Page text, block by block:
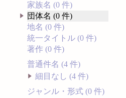
家族名 (0 件)
団体名 (0 件)
地名 (0 件)
統一タイトル (0 件)
著作 (0 件)
普通件名 (4 件)
細目なし (4 件)
ジャンル・形式 (0 件)